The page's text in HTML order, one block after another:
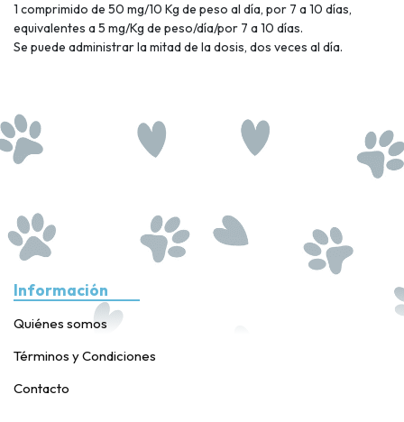
1 comprimido de 50 mg/10 Kg de peso al día, por 7 a 10 días,
equivalentes a 5 mg/Kg de peso/día/por 7 a 10 días.
Se puede administrar la mitad de la dosis, dos veces al día.
Información
Quiénes somos
Términos y Condiciones
Contacto